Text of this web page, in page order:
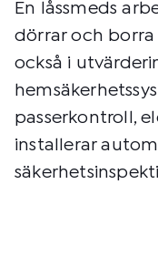
En låssmeds
dörrar och borra
också i
passerkontroll,
installerar